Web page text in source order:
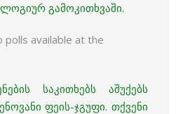
გამოკითხვაში.
polls available at the
საკითხებს აშუქებს
ფეის-ჯგუფი. თქვენი